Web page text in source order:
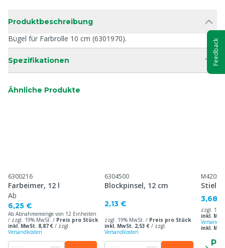
Produktbeschreibung
Bügel für Farbrolle 10 cm (6301970).
Spezifikationen
Ähnliche Produkte
6300216
Farbeimer, 12 l
Ab
6,25 €
Ab Abnahmemenge von 12 Einheiten
/ zzgl. 19% MwSt. / Preis pro Stück
inkl. MwSt. 8,87 € / zzgl.
Versandkosten
6304500
Blockpinsel, 12 cm
2,13 €
zzgl. 19% MwSt. / Preis pro Stück
inkl. MwSt. 2,53 € / zzgl.
Versandkosten
Stiel
3,68 €
zzgl.
inkl.
inkl.
Feedback